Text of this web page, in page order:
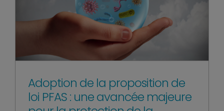
Adoption de la proposition de
loi PFAS : une avancée majeure